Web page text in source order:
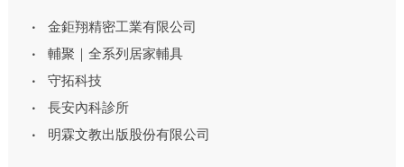
金鉅翔精密工業有限公司
輔聚｜全系列居家輔具
守拓科技
長安內科診所
明霖文教出版股份有限公司